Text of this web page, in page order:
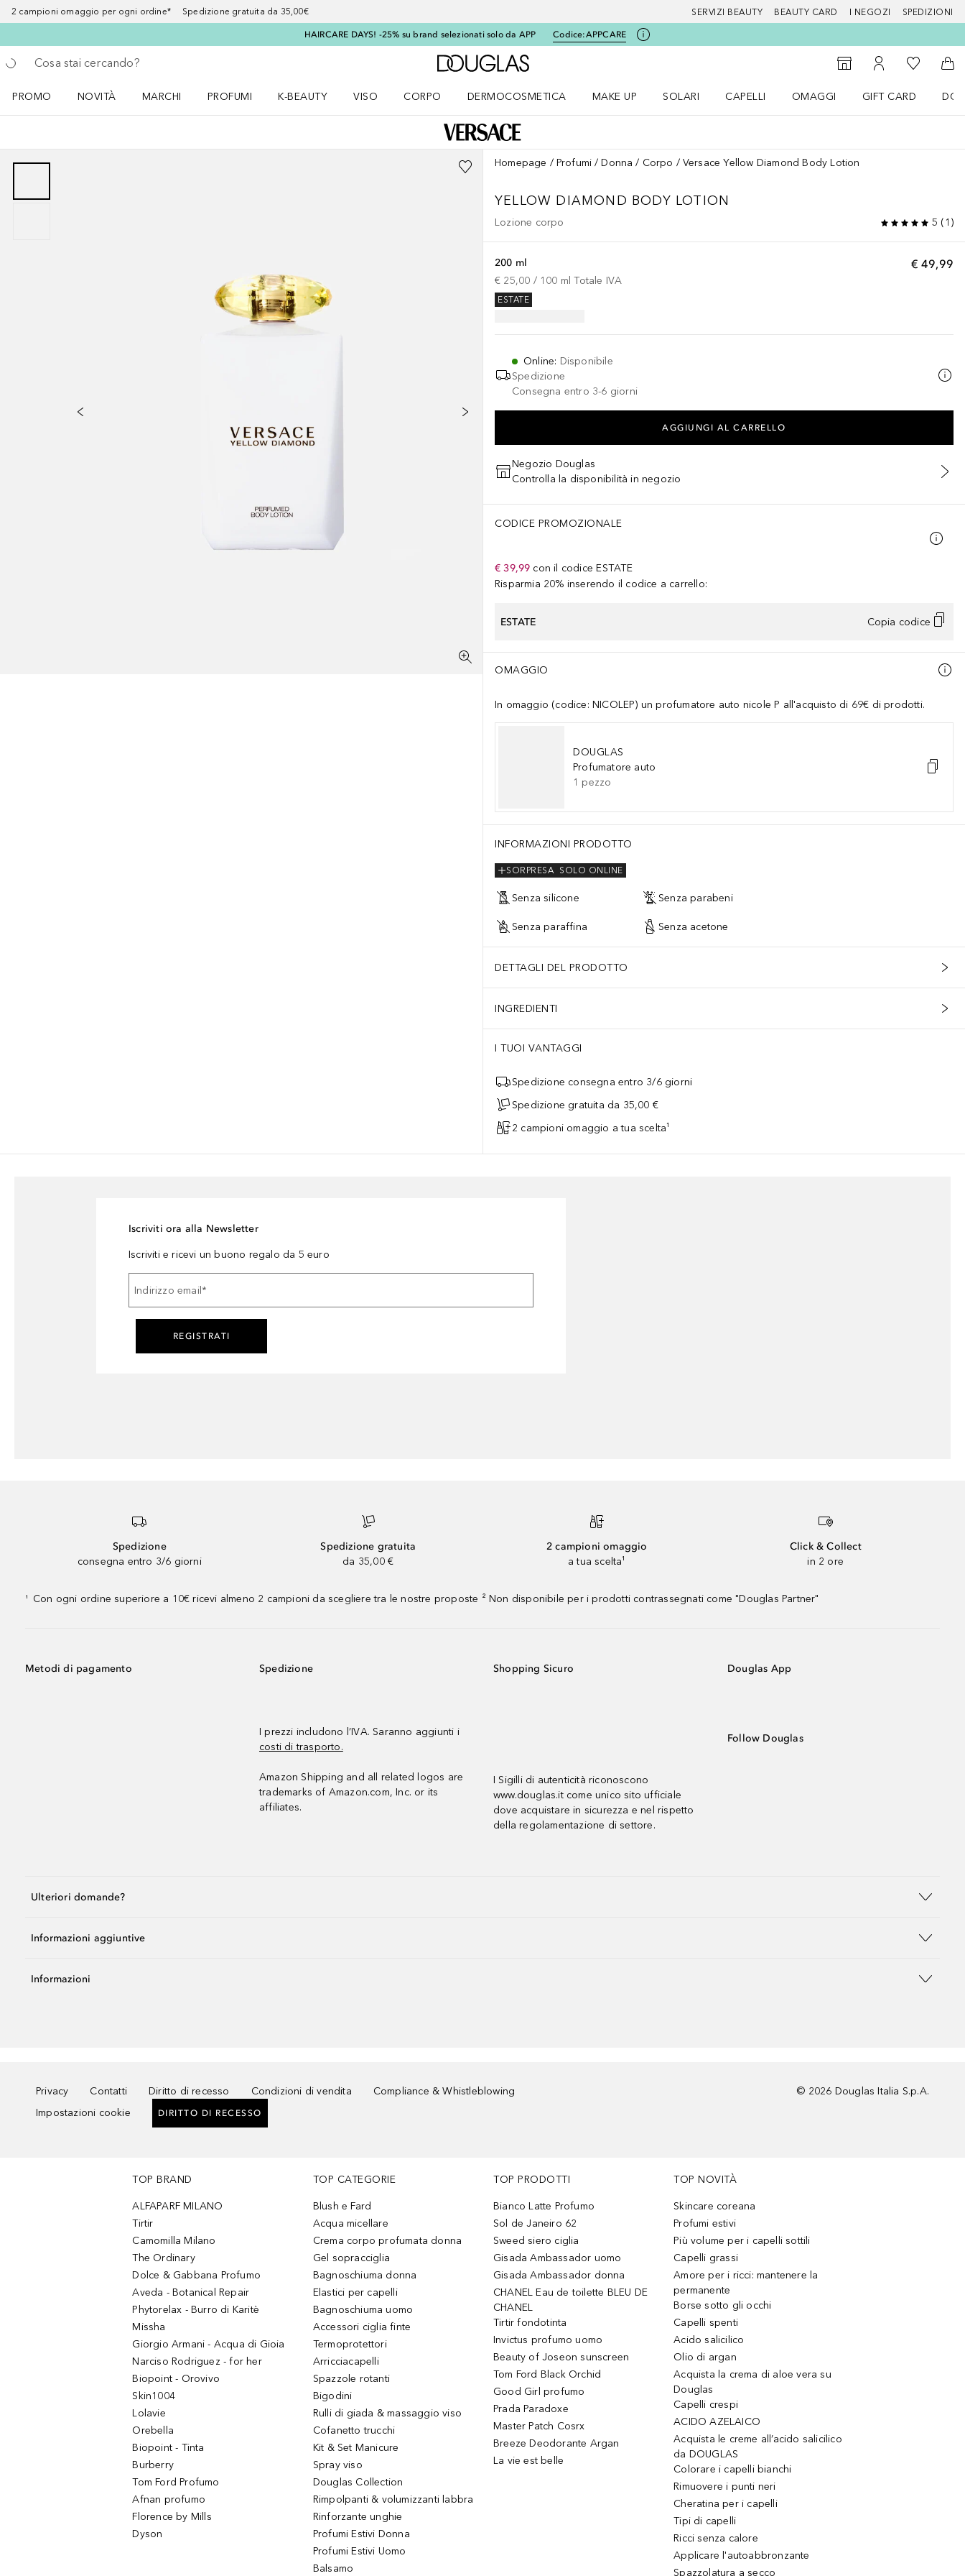
2 campioni omaggio per ogni ordine* Spedizione gratuita da 35,00€ SERVIZI BEAUTY BEAUTY CARD I NEGOZI SPEDIZIONI
HAIRCARE DAYS! -25% su brand selezionati solo da APP Codice:APPCARE
Torna indietro
Esegui ricerca
A Douglas Home
StorefinderAl Mio Account
Alla Mia
Al
PROMO
NOVITÀ
MARCHI
PROFUMI
K-BEAUTY
VISO
CORPO
DERMOCOSMETICA
MAKE UP
SOLARI
CAPELLI
OMAGGI
GIFT CARD
Homepage Profumi Donna Corpo Versace Yellow Diamond Body Lotion
YELLOW DIAMOND BODY LOTION
Lozione corpo 5 ( 1 )
€ 49,99
200 ml
€ 25,00 / 100 ml Totale IVA
ESTATE
Online: Disponibile
Spedizione
Consegna entro 3-6 giorni
AGGIUNGI AL CARRELLO
Negozio Douglas
Controlla la disponibilità in negozio
CODICE PROMOZIONALE
€ 39,99 con il codice ESTATE
Risparmia 20% inserendo il codice a carrello:
ESTATE Copia codice
OMAGGIO
In omaggio (codice: NICOLEP) un profumatore auto nicole P all'acquisto di 69€ di prodotti.
DOUGLAS
Profumatore auto
1 pezzo
INFORMAZIONI PRODOTTO
SOLO ONLINE
SORPRESA
Senza silicone Senza parabeni
Senza paraffina Senza acetone
DETTAGLI DEL PRODOTTO
INGREDIENTI
I TUOI VANTAGGI
Spedizione consegna entro 3/6 giorni
Spedizione gratuita da 35,00 €
2 campioni omaggio a tua scelta¹
Iscriviti ora alla Newsletter
Iscriviti e ricevi un buono regalo da 5 euro
Indirizzo email *
REGISTRATI
Spedizione
consegna entro 3/6 giorni
Spedizione gratuita
da 35,00 €
2 campioni omaggio
a tua scelta¹
Click & Collect
in 2 ore
¹ Con ogni ordine superiore a 10€ ricevi almeno 2 campioni da scegliere tra le nostre proposte ² Non disponibile per i prodotti contrassegnati come "Douglas Partner"
Metodi di pagamento Spedizione
I prezzi includono l’IVA. Saranno aggiunti i
costi di trasporto.
Amazon Shipping and all related logos are
trademarks of Amazon.com, Inc. or its
affiliates.
Shopping Sicuro
I Sigilli di autenticità riconoscono
www.douglas.it come unico sito ufficiale
dove acquistare in sicurezza e nel rispetto
della regolamentazione di settore.
Douglas App
Follow Douglas
Ulteriori domande?
Informazioni aggiuntive
Informazioni
Privacy Contatti Diritto di recesso Condizioni di vendita
Compliance & Whistleblowing
Impostazioni cookie
DIRITTO DI RECESSO
© 2026 Douglas Italia S.p.A.
TOP BRAND
ALFAPARF MILANO
Tirtir
Camomilla Milano
The Ordinary
Dolce & Gabbana Profumo
Aveda - Botanical Repair
Phytorelax - Burro di Karitè
Missha
Giorgio Armani - Acqua di Gioia
Narciso Rodriguez - for her
Biopoint - Orovivo
Skin1004
Lolavie
Orebella
Biopoint - Tinta
Burberry
Tom Ford Profumo
Afnan profumo
Florence by Mills
Dyson
TOP CATEGORIE
Blush e Fard
Acqua micellare
Crema corpo profumata donna
Gel sopracciglia
Bagnoschiuma donna
Elastici per capelli
Bagnoschiuma uomo
Accessori ciglia finte
Termoprotettori
Arricciacapelli
Spazzole rotanti
Bigodini
Rulli di giada & massaggio viso
Cofanetto trucchi
Kit & Set Manicure
Spray viso
Douglas Collection
Rimpolpanti & volumizzanti labbra
Rinforzante unghie
Profumi Estivi Donna
Profumi Estivi Uomo
Balsamo
TOP PRODOTTI
Bianco Latte Profumo
Sol de Janeiro 62
Sweed siero ciglia
Gisada Ambassador uomo
Gisada Ambassador donna
CHANEL Eau de toilette BLEU DE
CHANEL
Tirtir fondotinta
Invictus profumo uomo
Beauty of Joseon sunscreen
Tom Ford Black Orchid
Good Girl profumo
Prada Paradoxe
Master Patch Cosrx
Breeze Deodorante Argan
La vie est belle
TOP NOVITÀ
Skincare coreana
Profumi estivi
Più volume per i capelli sottili
Capelli grassi
Amore per i ricci: mantenere la
permanente
Borse sotto gli occhi
Capelli spenti
Acido salicilico
Olio di argan
Acquista la crema di aloe vera su
Douglas
Capelli crespi
ACIDO AZELAICO
Acquista le creme all’acido salicilico
da DOUGLAS
Colorare i capelli bianchi
Rimuovere i punti neri
Cheratina per i capelli
Tipi di capelli
Ricci senza calore
Applicare l'autoabbronzante
Spazzolatura a secco